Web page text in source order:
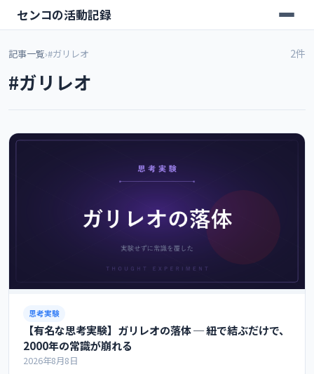
センコの活動記録
記事一覧›#ガリレオ
#ガリレオ
2件
思考実験
【有名な思考実験】ガリレオの落体 ─ 紐で結ぶだけで、
2000年の常識が崩れる
2026年8月8日